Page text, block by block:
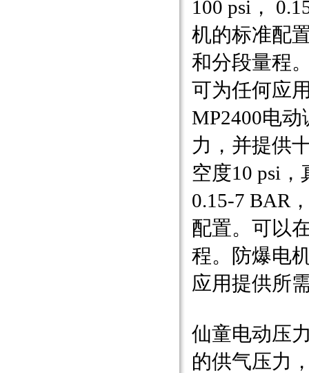
100 psi，
机的标准配
和分段量程
可为任何应
MP2400电
力，并提供
空度10 psi，
0.15-7 BAR
配置。可以
程。防爆电
应用提供所
仙童电动压
的供气压力